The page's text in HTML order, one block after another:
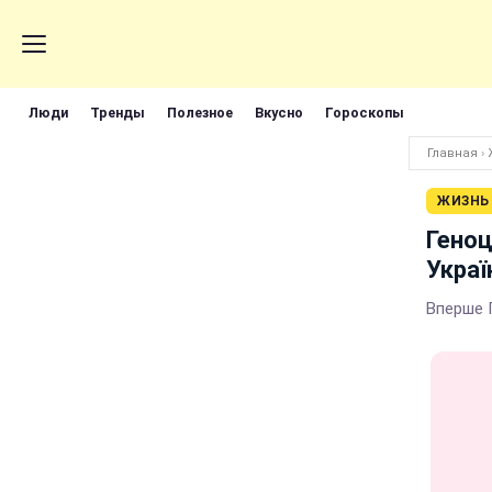
Люди Тренды Полезное Вкусно Гороскопы
Главная ›
ЖИЗНЬ
Вперше